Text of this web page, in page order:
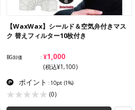
【WaxWax】シールド＆空気弁付きマス
ク 替えフィルター10枚付き
BG卸価 ¥1,000
(税込¥1,100)
ポイント : 10pt (1%)
(0)